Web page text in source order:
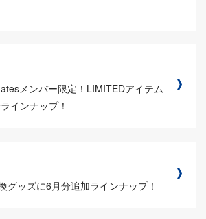
メンバー限定！LIMITEDアイテム
インナップ！
グッズに6月分追加ラインナップ！